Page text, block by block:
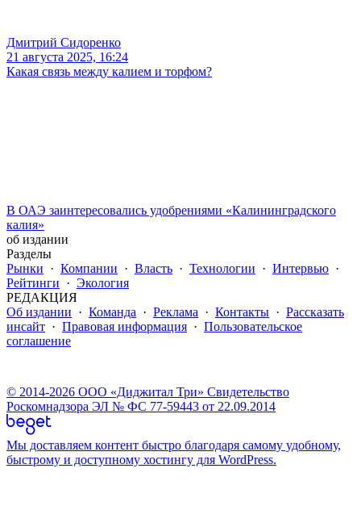
Дмитрий Сидоренко
21 августа 2025, 16:24
Какая связь между калием и торфом?
В ОАЭ заинтересовались удобрениями «Калининградского
калия»
об издании
Разделы
Рынки · Компании · Власть · Технологии · Интервью ·
Рейтинги · Экология
РЕДАКЦИЯ
Об издании · Команда · Реклама · Контакты · Рассказать
инсайт · Правовая информация · Пользовательское
соглашение
© 2014-2026 ООО «Диджитал Три» Свидетельство
Роскомнадзора ЭЛ № ФС 77-59443 от 22.09.2014
Мы доставляем контент быстро благодаря самому удобному,
быстрому и доступному хостингу для WordPress.